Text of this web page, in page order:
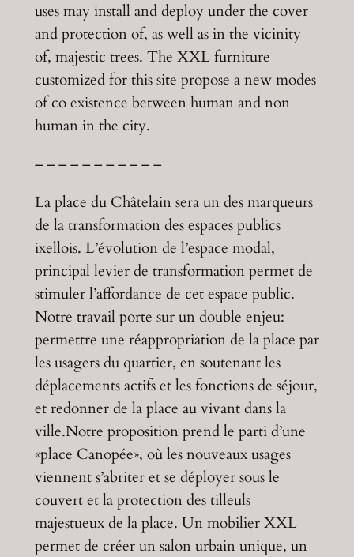
uses may install and deploy under the cover
and protection of, as well as in the vicinity
of, majestic trees. The XXL furniture
customized for this site propose a new modes
of co existence between human and non
human in the city.
– – – – – – – – – – –
La place du Châtelain sera un des marqueurs
de la transformation des espaces publics
ixellois. L’évolution de l’espace modal,
principal levier de transformation permet de
stimuler l’affordance de cet espace public.
Notre travail porte sur un double enjeu:
permettre une réappropriation de la place par
les usagers du quartier, en soutenant les
déplacements actifs et les fonctions de séjour,
et redonner de la place au vivant dans la
ville.Notre proposition prend le parti d’une
«place Canopée», où les nouveaux usages
viennent s’abriter et se déployer sous le
couvert et la protection des tilleuls
majestueux de la place. Un mobilier XXL
permet de créer un salon urbain unique, un